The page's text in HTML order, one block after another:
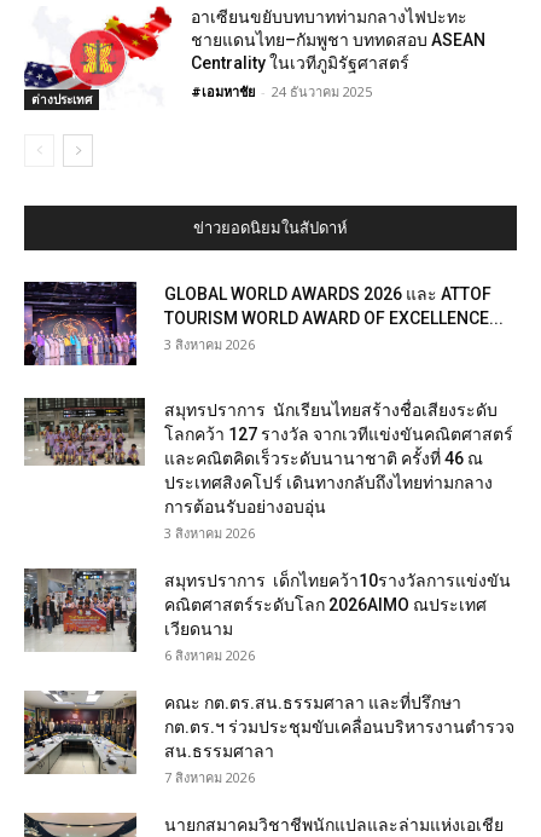
ต่างประเทศ
อาเซียนขยับบทบาทท่ามกลางไฟปะทะ
ชายแดนไทย–กัมพูชา บททดสอบ ASEAN
Centrality ในเวทีภูมิรัฐศาสตร์
#เอมหาชัย - 24 ธันวาคม 2025
ข่าวยอดนิยมในสัปดาห์
GLOBAL WORLD AWARDS 2026 และ ATTOF
TOURISM WORLD AWARD OF EXCELLENCE...
3 สิงหาคม 2026
สมุทรปราการ นักเรียนไทยสร้างชื่อเสียงระดับ
โลกคว้า 127 รางวัล จากเวทีแข่งขันคณิตศาสตร์
และคณิตคิดเร็วระดับนานาชาติ ครั้งที่ 46 ณ
ประเทศสิงคโปร์ เดินทางกลับถึงไทยท่ามกลาง
การต้อนรับอย่างอบอุ่น
3 สิงหาคม 2026
สมุทรปราการ เด็กไทยคว้า10รางวัลการแข่งขัน
คณิตศาสตร์ระดับโลก 2026AIMO ณประเทศ
เวียดนาม
6 สิงหาคม 2026
คณะ กต.ตร.สน.ธรรมศาลา และที่ปรึกษา
กต.ตร.ฯ ร่วมประชุมขับเคลื่อนบริหารงานตำรวจ
สน.ธรรมศาลา
7 สิงหาคม 2026
นายกสมาคมวิชาชีพนักแปลและล่ามแห่งเอเชีย